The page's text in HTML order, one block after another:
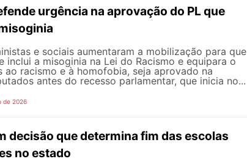
urgência na aprovação do PL que
e sociais aumentaram a mobilização para que
inclui a misoginia na Lei do Racismo e equipara o
ao racismo e à homofobia, seja aprovado na
antes do recesso parlamentar, que inicia no...
de 2026
decisão que determina fim das escolas
no estado